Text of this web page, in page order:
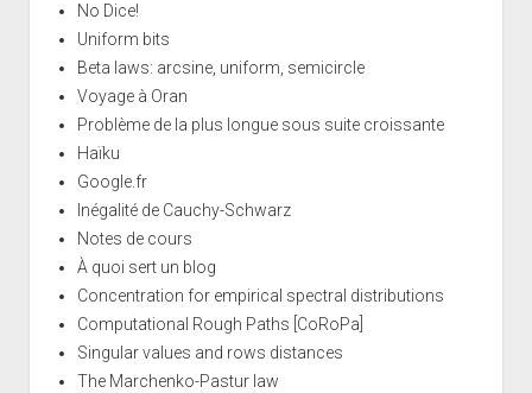
No Dice!
Uniform bits
Beta laws: arcsine, uniform, semicircle
Voyage à Oran
Problème de la plus longue sous suite croissante
Haïku
Google.fr
Inégalité de Cauchy-Schwarz
Notes de cours
À quoi sert un blog
Concentration for empirical spectral distributions
Computational Rough Paths [CoRoPa]
Singular values and rows distances
The Marchenko-Pastur law